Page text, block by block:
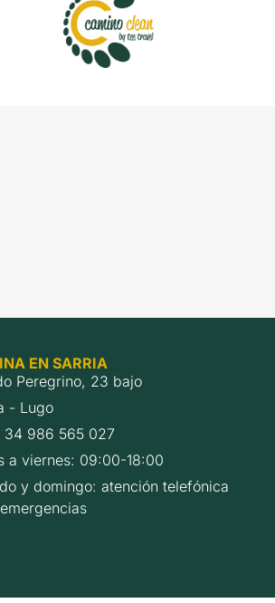
EN SARRIA
Peregrino, 23 bajo
- Lugo
34 986 565 027
a viernes: 09:00-18:00
y domingo: atención telefónica